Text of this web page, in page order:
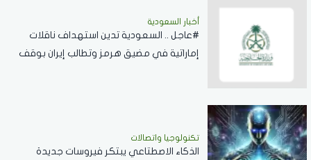
أخبار السعودية
#عاجل .. السعودية تدين استهداف ناقلات
إماراتية في مضيق هرمز وتطالب إيران بوقف
تكنولوجيا واتصالات
الذكاء الاصطتاعي يبتكر فيروسات جديدة